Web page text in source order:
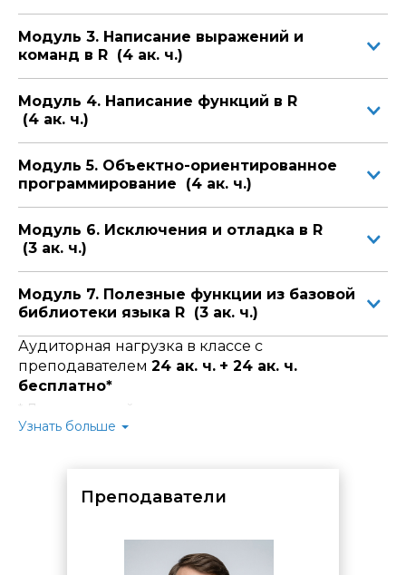
Модуль 3. Написание выражений и
команд в R (4 ак. ч.)
Модуль 4. Написание функций в R
(4 ак. ч.)
Модуль 5. Объектно-ориентированное
программирование (4 ак. ч.)
Модуль 6. Исключения и отладка в R
(3 ак. ч.)
Модуль 7. Полезные функции из базовой
библиотеки языка R (3 ак. ч.)
Аудиторная нагрузка в классе с
преподавателем 24 ак. ч. + 24 ак. ч.
бесплатно*
* Для слушателей курса предусмотрено
самостоятельной практической отработки и
выполнения домашних заданий и консультаций со
Узнать больше
Преподаватели